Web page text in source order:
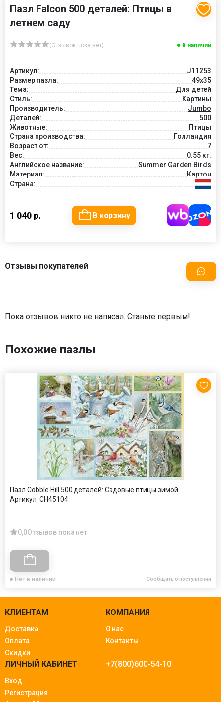
Пазл Falcon 500 деталей: Птицы в
летнем саду
(Отзывов пока нет) В наличии
Артикул:
J11253
Размер пазла:
49x35
Тема:
Для детей
Стиль:
Картины
Производитель:
Jumbo
Деталей:
500
Животные:
Птицы
Страна производства:
Голландия
Возраст от:
7
Вес:
0.55 кг.
Английское название:
Summer Garden Birds
Материал:
Картон
Страна:
1 040 р. В корзину
Отзывы покупателей
Пока отзывов никто не написал. Станьте первым!
Похожие пазлы
Пазл Cobble Hill 500 деталей: Садовые птицы зимой
Артикул: CH45104
0,0Отзывов пока нет
Нет в наличии Сообщить о поступлении
КЛИЕНТАМ
Доставка
Оплата
Скидки
КОМПАНИЯ
О нас
Контакты
ЛИЧНЫЙ КАБИНЕТ
Вход
Регистрация
+7(800)600-54-10